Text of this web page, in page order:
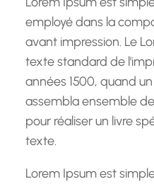
employé dans la
avant impression. Le
texte standard de
années 1500, quand
assembla ensemble
pour réaliser un livre
texte.
Lorem Ipsum est